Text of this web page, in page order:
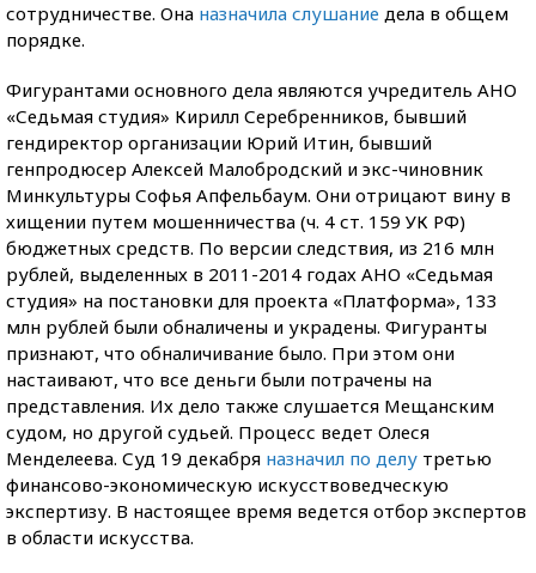
сотрудничестве. Она назначила слушание дела в общем
порядке.
Фигурантами основного дела являются учредитель АНО
«Седьмая студия» Кирилл Серебренников, бывший
гендиректор организации Юрий Итин, бывший
генпродюсер Алексей Малобродский и экс-чиновник
Минкультуры Софья Апфельбаум. Они отрицают вину в
хищении путем мошенничества (ч. 4 ст. 159 УК РФ)
бюджетных средств. По версии следствия, из 216 млн
рублей, выделенных в 2011-2014 годах АНО «Седьмая
студия» на постановки для проекта «Платформа», 133
млн рублей были обналичены и украдены. Фигуранты
признают, что обналичивание было. При этом они
настаивают, что все деньги были потрачены на
представления. Их дело также слушается Мещанским
судом, но другой судьей. Процесс ведет Олеся
Менделеева. Суд 19 декабря назначил по делу третью
финансово-экономическую искусствоведческую
экспертизу. В настоящее время ведется отбор экспертов
в области искусства.